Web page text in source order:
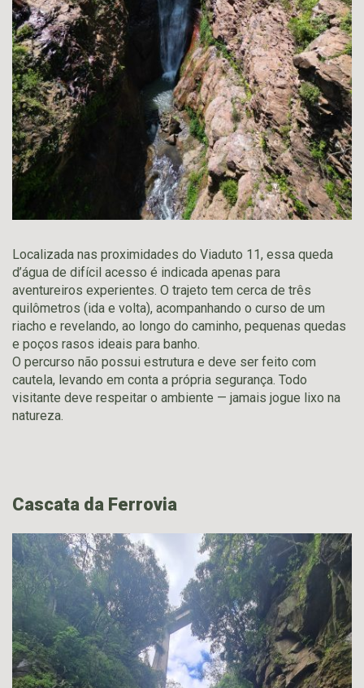
Localizada nas proximidades do Viaduto 11, essa queda
d’água de difícil acesso é indicada apenas para
aventureiros experientes. O trajeto tem cerca de três
quilômetros (ida e volta), acompanhando o curso de um
riacho e revelando, ao longo do caminho, pequenas quedas
e poços rasos ideais para banho.
O percurso não possui estrutura e deve ser feito com
cautela, levando em conta a própria segurança. Todo
visitante deve respeitar o ambiente — jamais jogue lixo na
natureza.
Cascata da Ferrovia